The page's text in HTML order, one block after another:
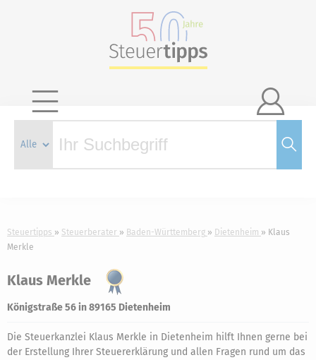

Steuertipps Steuerberater Baden-Württemberg Dietenheim
Klaus
Merkle
Klaus Merkle
Königstraße 56 in 89165 Dietenheim
Die Steuerkanzlei Klaus Merkle in Dietenheim hilft Ihnen gerne bei
der Erstellung Ihrer Steuererklärung und allen Fragen rund um das